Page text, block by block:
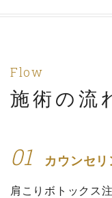
Flow
施術の流
01 カウンセリ
肩こりボトックス